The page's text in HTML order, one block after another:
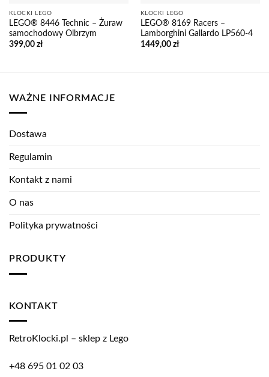
KLOCKI LEGO
LEGO® 8446 Technic – Żuraw
samochodowy Olbrzym
399,00 zł
KLOCKI LEGO
LEGO® 8169 Racers –
Lamborghini Gallardo LP560-4
1449,00 zł
WAŻNE INFORMACJE
Dostawa
Regulamin
Kontakt z nami
O nas
Polityka prywatności
PRODUKTY
KONTAKT
RetroKlocki.pl – sklep z Lego
+48 695 01 02 03